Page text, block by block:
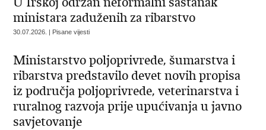
ministara zaduženih za ribarstvo
30.07.2026. | Pisane vijesti
Ministarstvo poljoprivrede, šumarstva i
ribarstva predstavilo devet novih propisa
iz područja poljoprivrede, veterinarstva i
ruralnog razvoja prije upućivanja u javno
savjetovanje